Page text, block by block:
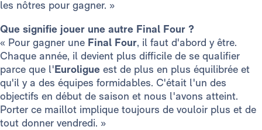
les nôtres pour gagner. »
Que signifie jouer une autre Final Four ?
« Pour gagner une Final Four, il faut d'abord y être.
Chaque année, il devient plus difficile de se qualifier
parce que l'Euroligue est de plus en plus équilibrée et
qu'il y a des équipes formidables. C'était l'un des
objectifs en début de saison et nous l'avons atteint.
Porter ce maillot implique toujours de vouloir plus et de
tout donner vendredi. »